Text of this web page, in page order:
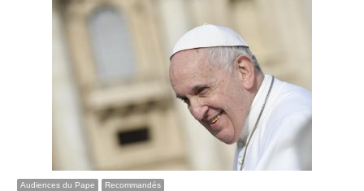
Audiences du Pape Recommandés